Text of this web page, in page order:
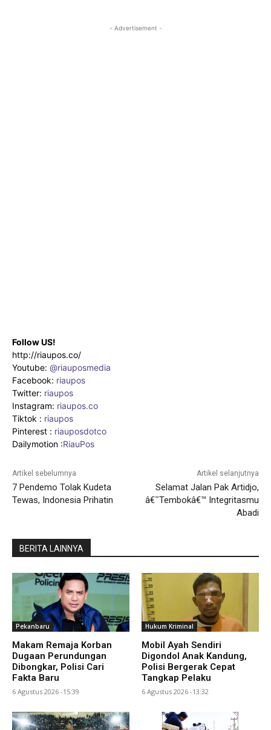
- Advertisement -
Follow US!
http://riaupos.co/
Youtube: @riauposmedia
Facebook: riaupos
Twitter: riaupos
Instagram: riaupos.co
Tiktok : riaupos
Pinterest : riauposdotco
Dailymotion :RiauPos
Artikel sebelumnya
7 Pendemo Tolak Kudeta
Tewas, Indonesia Prihatin
Artikel selanjutnya
Selamat Jalan Pak Artidjo,
â€˜Tembokâ€™ Integritasmu
Abadi
BERITA LAINNYA
Pekanbaru
Makam Remaja Korban
Dugaan Perundungan
Dibongkar, Polisi Cari
Fakta Baru
6 Agustus 2026 -15:39
Hukum Kriminal
Mobil Ayah Sendiri
Digondol Anak Kandung,
Polisi Bergerak Cepat
Tangkap Pelaku
6 Agustus 2026 -13:32